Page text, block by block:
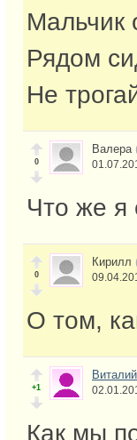
Мальчик
Рядом
Не
0
Валера
Что же я
0
Кирилл
О том,
+1
Виталий
Как мы